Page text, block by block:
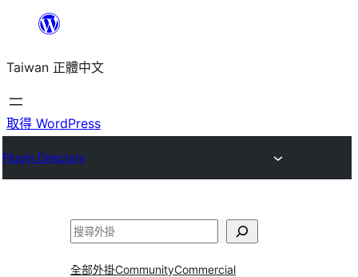
主
要
內
Taiwan 正體中文
取得 WordPress
Plugin Directory
搜
全部外掛CommunityCommercial